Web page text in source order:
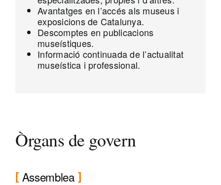
Avantatges en l’accés als museus i
exposicions de Catalunya.
Descomptes en publicacions
museístiques.
Informació continuada de l’actualitat
museística i professional.
Òrgans de govern
Assemblea